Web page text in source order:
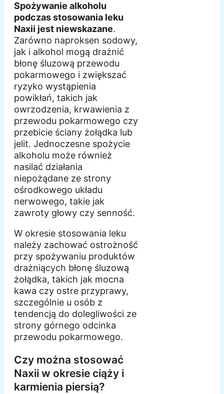
Spożywanie alkoholu
podczas stosowania leku
Naxii jest niewskazane.
Zarówno naproksen sodowy,
jak i alkohol mogą drażnić
błonę śluzową przewodu
pokarmowego i zwiększać
ryzyko wystąpienia
powikłań, takich jak
owrzodzenia, krwawienia z
przewodu pokarmowego czy
przebicie ściany żołądka lub
jelit. Jednoczesne spożycie
alkoholu może również
nasilać działania
niepożądane ze strony
ośrodkowego układu
nerwowego, takie jak
zawroty głowy czy senność.
W okresie stosowania leku
należy zachować ostrożność
przy spożywaniu produktów
drażniących błonę śluzową
żołądka, takich jak mocna
kawa czy ostre przyprawy,
szczególnie u osób z
tendencją do dolegliwości ze
strony górnego odcinka
przewodu pokarmowego.
Czy można stosować
Naxii w okresie ciąży i
karmienia piersią?